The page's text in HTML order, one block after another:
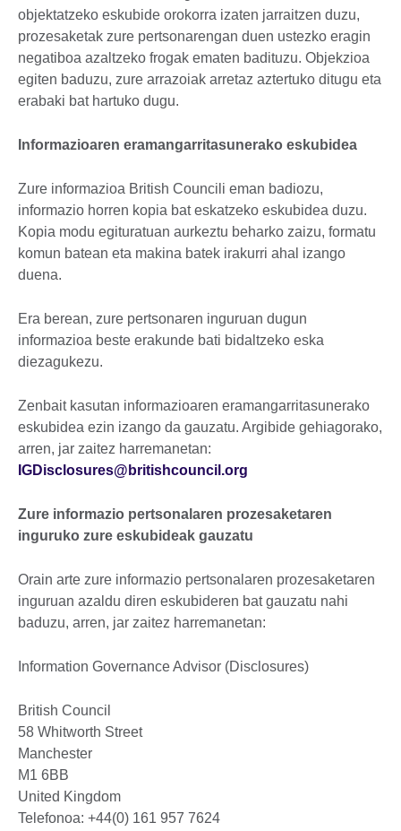
objektatzeko eskubide orokorra izaten jarraitzen duzu,
prozesaketak zure pertsonarengan duen ustezko eragin
negatiboa azaltzeko frogak ematen badituzu. Objekzioa
egiten baduzu, zure arrazoiak arretaz aztertuko ditugu eta
erabaki bat hartuko dugu.
Informazioaren eramangarritasunerako eskubidea
Zure informazioa British Councili eman badiozu,
informazio horren kopia bat eskatzeko eskubidea duzu.
Kopia modu egituratuan aurkeztu beharko zaizu, formatu
komun batean eta makina batek irakurri ahal izango
duena.
Era berean, zure pertsonaren inguruan dugun
informazioa beste erakunde bati bidaltzeko eska
diezagukezu.
Zenbait kasutan informazioaren eramangarritasunerako
eskubidea ezin izango da gauzatu. Argibide gehiagorako,
arren, jar zaitez harremanetan:
IGDisclosures@britishcouncil.org
Zure informazio pertsonalaren prozesaketaren
inguruko zure eskubideak gauzatu
Orain arte zure informazio pertsonalaren prozesaketaren
inguruan azaldu diren eskubideren bat gauzatu nahi
baduzu, arren, jar zaitez harremanetan:
Information Governance Advisor (Disclosures)
British Council
58 Whitworth Street
Manchester
M1 6BB
United Kingdom
Telefonoa: +44(0) 161 957 7624